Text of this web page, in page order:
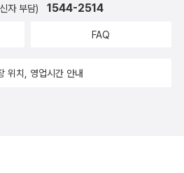
자 부담) 1544-2514
FAQ
위치, 영업시간 안내